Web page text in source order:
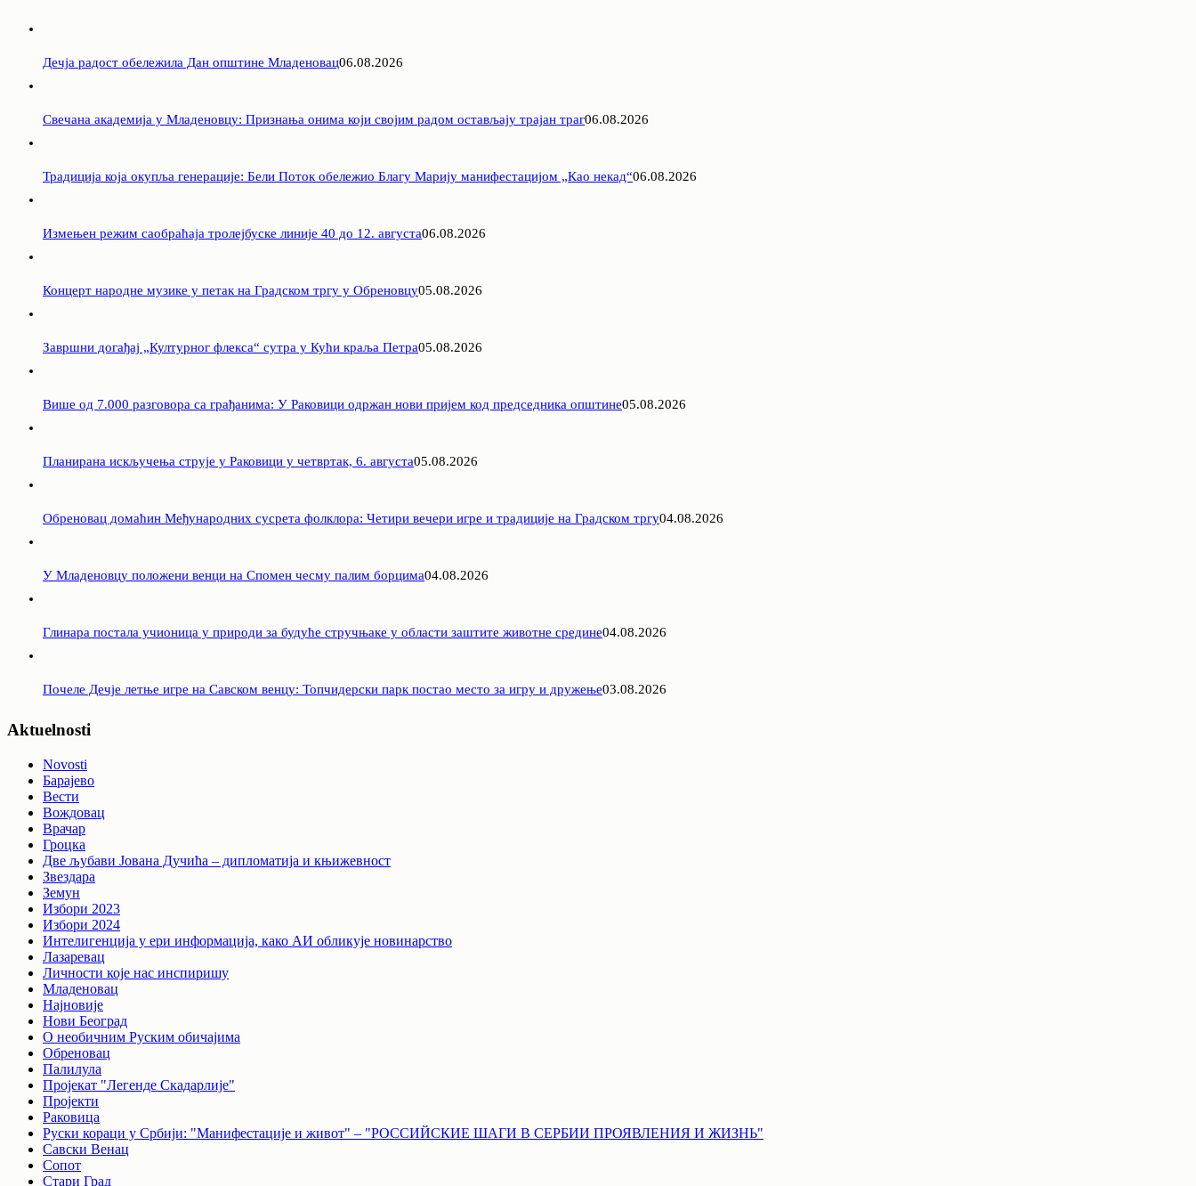
Дечја радост обележила Дан општине Младеновац06.08.2026
Свечана академија у Младеновцу: Признања онима који својим радом остављају трајан траг06.08.2026
Традиција која окупља генерације: Бели Поток обележио Благу Марију манифестацијом „Као некад“06.08.2026
Измењен режим саобраћаја тролејбуске линије 40 до 12. августа06.08.2026
Концерт народне музике у петак на Градском тргу у Обреновцу05.08.2026
Завршни догађај „Културног флекса“ сутра у Кући краља Петра05.08.2026
Више од 7.000 разговора са грађанима: У Раковици одржан нови пријем код председника општине05.08.2026
Планирана искључења струје у Раковици у четвртак, 6. августа05.08.2026
Обреновац домаћин Међународних сусрета фолклора: Четири вечери игре и традиције на Градском тргу04.08.2026
У Младеновцу положени венци на Спомен чесму палим борцима04.08.2026
Глинара постала учионица у природи за будуће стручњаке у области заштите животне средине04.08.2026
Почеле Дечје летње игре на Савском венцу: Топчидерски парк постао место за игру и дружење03.08.2026
Aktuelnosti
Novosti
Барајево
Вести
Вождовац
Врачар
Гроцка
Две љубави Јована Дучића – дипломатија и књижевност
Звездара
Земун
Избори 2023
Избори 2024
Интелигенција у ери информација, како АИ обликује новинарство
Лазаревац
Личности које нас инспиришу
Младеновац
Најновије
Нови Београд
О необичним Руским обичајима
Обреновац
Палилула
Пројекат "Легенде Скадарлије"
Пројекти
Раковица
Руски кораци у Србији: "Манифестације и живот" – "РОССИЙСКИЕ ШАГИ В СЕРБИИ ПРОЯВЛЕНИЯ И ЖИЗНЬ"
Савски Венац
Сопот
Стари Град